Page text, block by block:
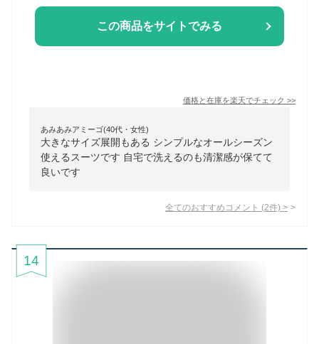
この商品をサイトでみる
価格と在庫を楽天でチェック >>
あみあみアミーゴ(40代・女性)
大きなサイズ展開もある シンプルなオールシーズン
使えるスーツです 自宅で洗えるのも清潔感が保てて
良いです
全てのおすすめコメント (2件) >
14